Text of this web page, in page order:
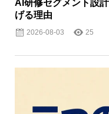
AI研修セグメント設
げる理由
2026-08-03 25